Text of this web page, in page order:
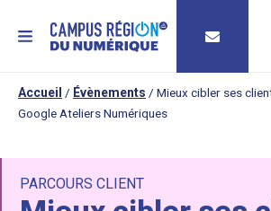
MENU
Accueil / Évènements / Mieux cibler ses
Google Ateliers Numériques
PARCOURS CLIENT